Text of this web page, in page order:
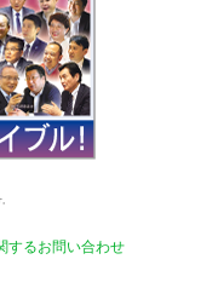
するお問い合わせ